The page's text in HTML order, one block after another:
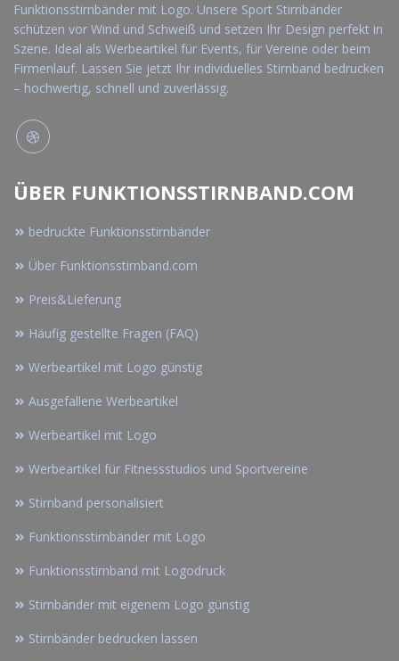
Funktionsstirnbänder mit Logo. Unsere Sport Stirnbänder
schützen vor Wind und Schweiß und setzen Ihr Design perfekt in
Szene. Ideal als Werbeartikel für Events, für Vereine oder beim
Firmenlauf. Lassen Sie jetzt Ihr individuelles Stirnband bedrucken
– hochwertig, schnell und zuverlässig.
ÜBER FUNKTIONSSTIRNBAND.COM
bedruckte Funktionsstirnbänder
Über Funktionsstirnband.com
Preis&Lieferung
Häufig gestellte Fragen (FAQ)
Werbeartikel mit Logo günstig
Ausgefallene Werbeartikel
Werbeartikel mit Logo
Werbeartikel für Fitnessstudios und Sportvereine
Stirnband personalisiert
Funktionsstirnbänder mit Logo
Funktionsstirnband mit Logodruck
Stirnbänder mit eigenem Logo günstig
Stirnbänder bedrucken lassen